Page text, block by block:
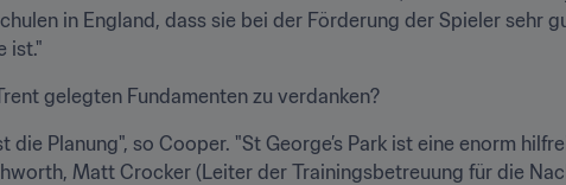
in England, dass sie bei der Förderung der Spieler sehr
ist."
gelegten Fundamenten zu verdanken?
Planung", so Cooper. "St George’s Park ist eine enorm
Matt Crocker (Leiter der Trainingsbetreuung für die